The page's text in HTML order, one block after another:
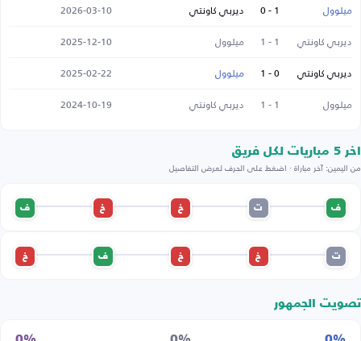
ميلوول 1 - 0 ديربي كاونتي
2026-03-10
ديربي كاونتي
1 - 1 ميلوول
2025-12-10
ديربي كاونتي
0 - 1 ميلوول
2025-02-22
ميلوول
1 - 1 ديربي كاونتي 2024-10-19
اخر 5 مباريات لكل فريق
من اليمين: آخر مباراة · اضغط على الحرف لعرض التفاصيل
ف ت خ خ ف
ت خ خ ف خ
تصويت الجمهور